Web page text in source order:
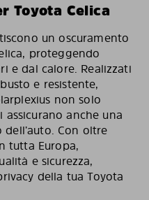
Toyota Celica
un oscuramento
proteggendo
e dal calore. Realizzati
e resistente,
non solo
anche una
Con oltre
tutta Europa,
e sicurezza,
della tua Toyota